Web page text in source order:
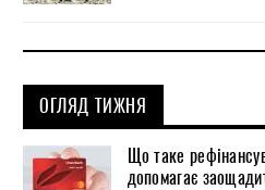
ОГЛЯД ТИЖНЯ
Що таке
допомагає